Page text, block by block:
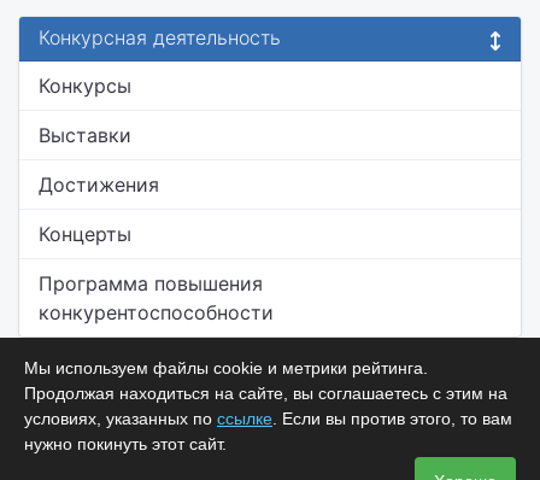
Конкурсная деятельность
Конкурсы
Выставки
Достижения
Концерты
Программа повышения
конкурентоспособности
Мы используем файлы cookie и метрики рейтинга.
Продолжая находиться на сайте, вы соглашаетесь с этим на
условиях, указанных по ссылке . Если вы против этого, то вам
нужно покинуть этот сайт.